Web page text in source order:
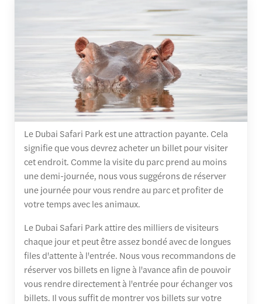
Le Dubai Safari Park est une attraction payante. Cela
signifie que vous devrez acheter un billet pour visiter
cet endroit. Comme la visite du parc prend au moins
une demi-journée, nous vous suggérons de réserver
une journée pour vous rendre au parc et profiter de
votre temps avec les animaux.
Le Dubai Safari Park attire des milliers de visiteurs
chaque jour et peut être assez bondé avec de longues
files d'attente à l'entrée. Nous vous recommandons de
réserver vos billets en ligne à l'avance afin de pouvoir
vous rendre directement à l'entrée pour échanger vos
billets. Il vous suffit de montrer vos billets sur votre